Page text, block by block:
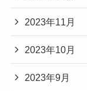
2023年11月
2023年10月
2023年9月